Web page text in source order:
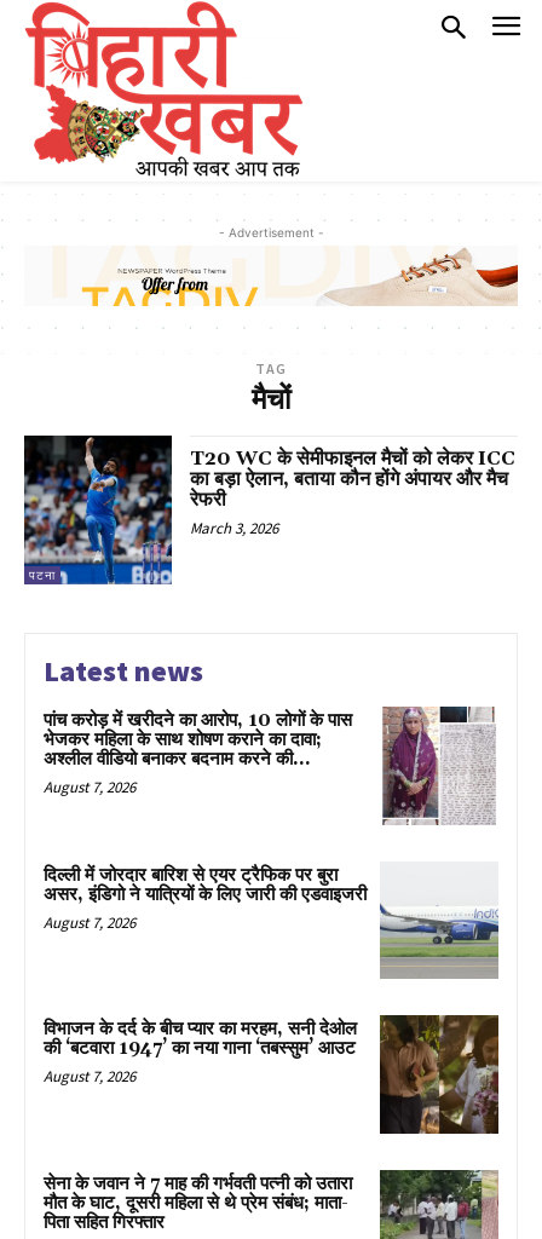
- Advertisement -
TAG
मैचों
पटना
T20 WC के सेमीफाइनल मैचों को लेकर ICC
का बड़ा ऐलान, बताया कौन होंगे अंपायर और मैच
रेफरी
March 3, 2026
Latest news
पांच करोड़ में खरीदने का आरोप, 10 लोगों के पास
भेजकर महिला के साथ शोषण कराने का दावा;
अश्लील वीडियो बनाकर बदनाम करने की...
August 7, 2026
दिल्ली में जोरदार बारिश से एयर ट्रैफिक पर बुरा
असर, इंडिगो ने यात्रियों के लिए जारी की एडवाइजरी
August 7, 2026
विभाजन के दर्द के बीच प्यार का मरहम, सनी देओल
की ‘बटवारा 1947’ का नया गाना ‘तबस्सुम’ आउट
August 7, 2026
सेना के जवान ने 7 माह की गर्भवती पत्नी को उतारा
मौत के घाट, दूसरी महिला से थे प्रेम संबंध; माता-
पिता सहित गिरफ्तार